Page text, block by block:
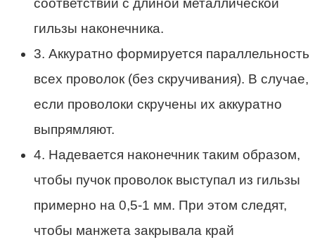
гильзы наконечника.
3. Аккуратно формируется параллельность
всех проволок (без скручивания). В случае,
если проволоки скручены их аккуратно
выпрямляют.
4. Надевается наконечник таким образом,
чтобы пучок проволок выступал из гильзы
примерно на 0,5-1 мм. При этом следят,
чтобы манжета закрывала край